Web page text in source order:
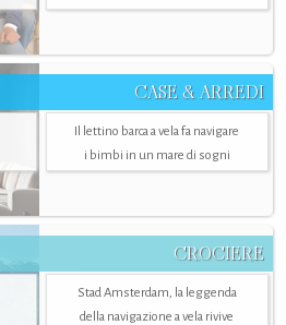
CASE & ARREDI
Il lettino barca a vela fa navigare
i bimbi in un mare di sogni
CROCIERE
Stad Amsterdam, la leggenda
della navigazione a vela rivive